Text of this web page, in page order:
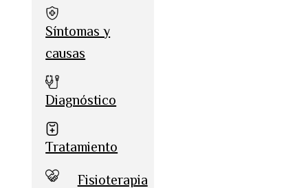
Síntomas y
causas
Diagnóstico
Tratamiento
Fisioterapia